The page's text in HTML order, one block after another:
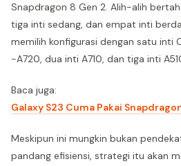
Snapdragon 8 Gen 2. Alih-alih
tiga inti sedang, dan empat inti
memilih konfigurasi dengan satu inti
-A720, dua inti A710, dan tiga inti
Baca juga:
Galaxy S23 Cuma Pakai
Meskipun ini mungkin bukan
pandang efisiensi, strategi itu akan